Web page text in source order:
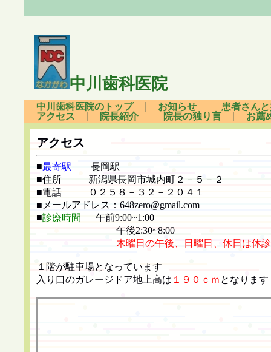
中川歯科医院
中川歯科医院のトップ お知らせ
患者さん
アクセス
院長紹介 院長の独り言 お薦
アクセス
■最寄駅
長岡駅
■住所 新潟県長岡市城内町２－５－２
■電話 ０２５８－３２－２０４１
■メールアドレス：648zero@gmail.com
■診療時間
午前9:00~1:00
午後2:30~8:00
木曜日の午後、日曜日、休日は休診
１階が駐車場となっています
入り口のガレージドア地上高は １９０ｃｍ となります